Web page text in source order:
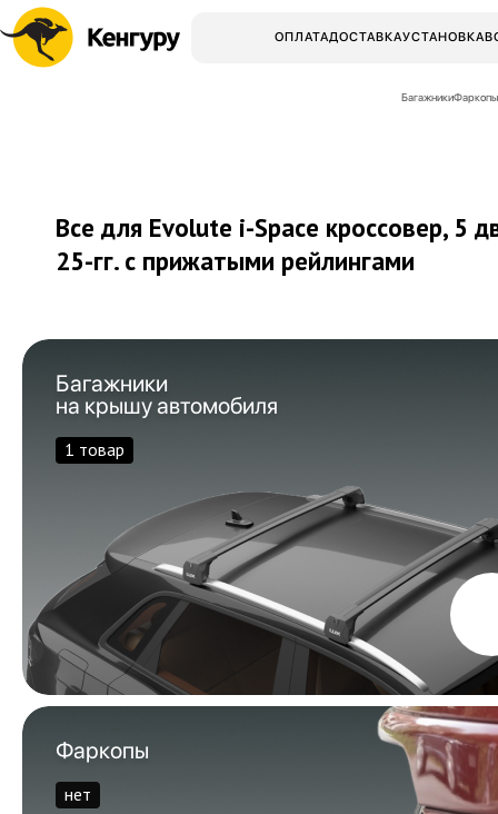
ОПЛАТАДОСТАВКАУСТАНОВКА
БагажникиФаркопы
Все для Evolute i-Space кроссовер, 5
25-гг.с прижатыми рейлингами
Багажники
на крышу автомобиля
1 товар
Фаркопы
нет